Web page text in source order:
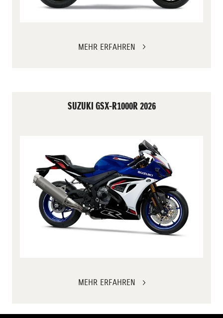
MEHR ERFAHREN
SUZUKI GSX-R1000R 2026
MEHR ERFAHREN